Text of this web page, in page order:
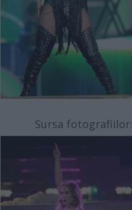
Sursa fotografiilor: